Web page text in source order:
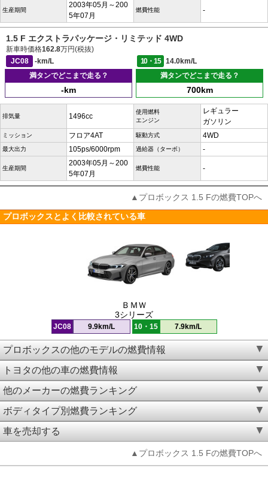
生産期間
2003年05月～200
5年07月
燃費性能 -
1.5 F エクストラパッケージ・リミテッド 4WD
新車時価格162.8万円(税抜)
JC08
-km/L 10・15
14.0km/L
満タンでどこまで走る？
-km
満タンでどこまで走る？
700km
排気量 1496cc
使用燃料
エンジン
レギュラー
ガソリン
ミッション フロア4AT 駆動方式 4WD
最大出力 105ps/6000rpm 過給器（ターボ） -
生産期間
2003年05月～200
5年07月
燃費性能 -
▲プロボックス 1.5 Fの燃費TOPへ
プロボックスとよく比較されている車
ＢＭＷ
3シリーズ
JC08 9.9km/L 10・15 7.9km/L
プロボックスの他のモデルの燃費情報
トヨタの他の車の燃費情報
他のメーカーの燃費ランキング
ボディタイプ別燃費ランキング
車を売却する
▲プロボックス 1.5 Fの燃費TOPへ